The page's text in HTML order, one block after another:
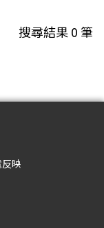
搜尋結果0筆
映